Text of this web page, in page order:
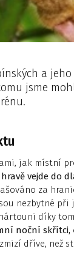
a
jsme
jak místní
hravě vejde do
za
nezbytné při
díky
noční skřítci,
dříve, než